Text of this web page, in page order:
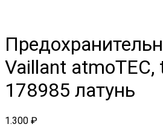
Vaillant atmoTEC,
178985 латунь
1.300 ₽